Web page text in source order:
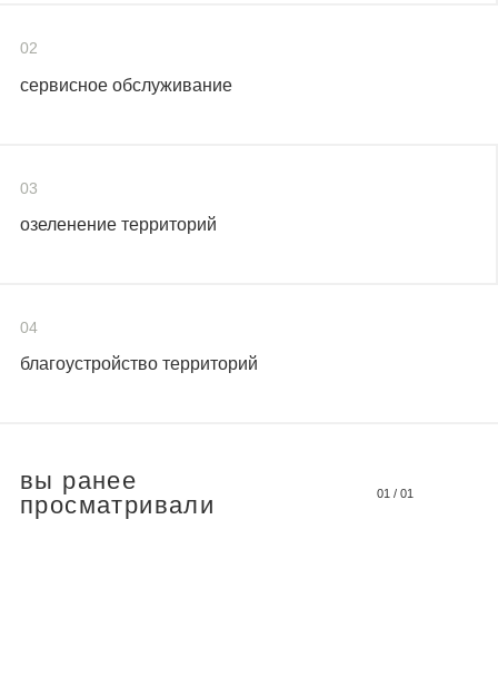
02
сервисное обслуживание
03
озеленение территорий
04
благоустройство территорий
вы ранее
просматривали
01 / 01